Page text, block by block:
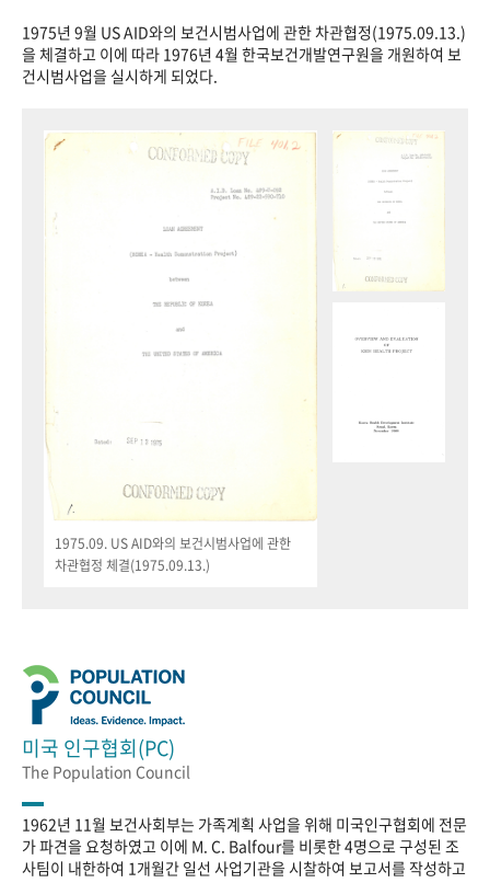
1975년 9월 US AID와의 보건시범사업에 관한 차관협정(1975.09.13.)
을 체결하고 이에 따라 1976년 4월 한국보건개발연구원을 개원하여 보
건시범사업을 실시하게 되었다.
1975.09. US AID와의 보건시범사업에 관한
차관협정 체결(1975.09.13.)
미국 인구협회(PC)
The Population Council
1962년 11월 보건사회부는 가족계획 사업을 위해 미국인구협회에 전문
가 파견을 요청하였고 이에 M. C. Balfour를 비롯한 4명으로 구성된 조
사팀이 내한하여 1개월간 일선 사업기관을 시찰하여 보고서를 작성하고